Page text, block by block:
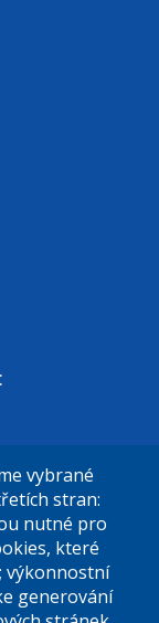
vybrané
stran:
nutné pro
které
výkonnostní
generování